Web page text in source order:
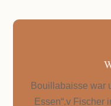
Bouillabaisse war
Essen“.v Fischer